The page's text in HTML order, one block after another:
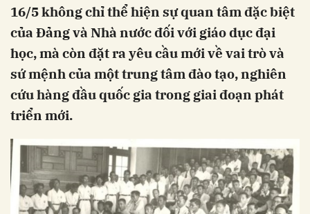
16/5 không chỉ thể hiện sự quan tâm đặc biệt
của Đảng và Nhà nước đối với giáo dục đại
học, mà còn đặt ra yêu cầu mới về vai trò và
sứ mệnh của một trung tâm đào tạo, nghiên
cứu hàng đầu quốc gia trong giai đoạn phát
triển mới.